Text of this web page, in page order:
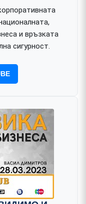
и връзката
сигурност.